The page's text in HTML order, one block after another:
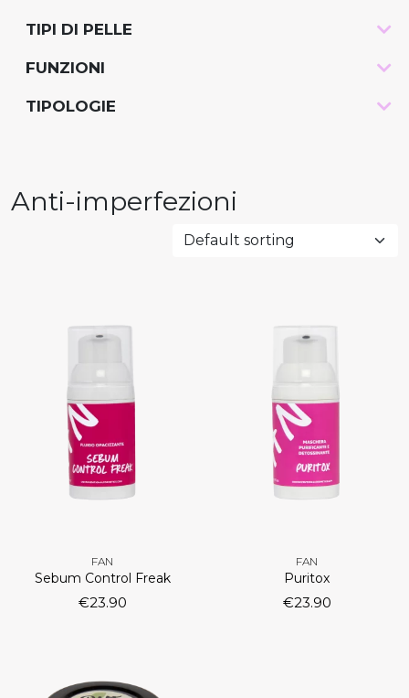
TIPI DI PELLE -
FUNZIONI -
TIPOLOGIE -
Anti-imperfezioni
FAN
Sebum Control Freak
€23.90
FAN
Puritox
€23.90